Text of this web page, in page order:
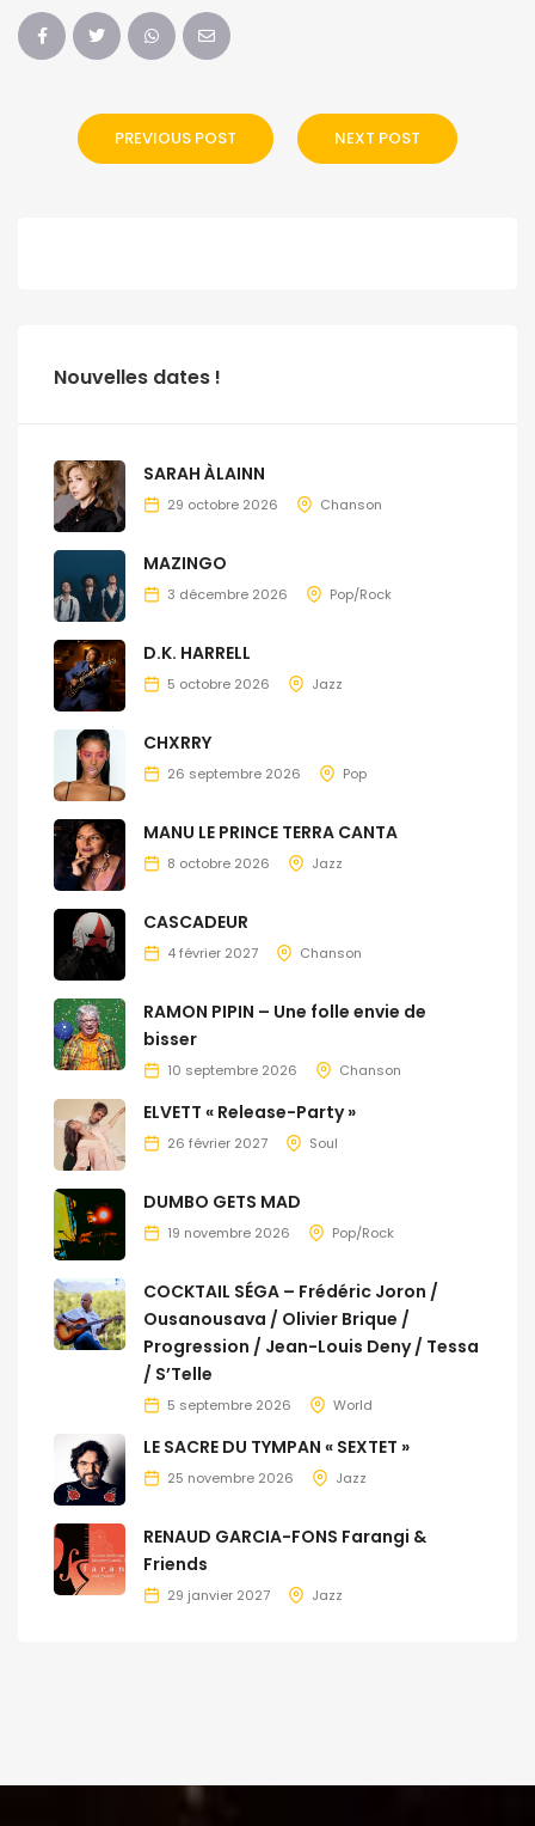
PREVIOUS POST NEXT POST
Nouvelles dates !
SARAH ÀLAINN
29 octobre 2026 Chanson
MAZINGO
3 décembre 2026 Pop/Rock
D.K. HARRELL
5 octobre 2026 Jazz
CHXRRY
26 septembre 2026 Pop
MANU LE PRINCE TERRA CANTA
8 octobre 2026 Jazz
CASCADEUR
4 février 2027 Chanson
RAMON PIPIN – Une folle envie de
bisser
10 septembre 2026 Chanson
ELVETT « Release-Party »
26 février 2027 Soul
DUMBO GETS MAD
19 novembre 2026 Pop/Rock
COCKTAIL SÉGA – Frédéric Joron /
Ousanousava / Olivier Brique /
Progression / Jean-Louis Deny / Tessa
/ S’Telle
5 septembre 2026 World
LE SACRE DU TYMPAN « SEXTET »
25 novembre 2026 Jazz
RENAUD GARCIA-FONS Farangi &
Friends
29 janvier 2027 Jazz